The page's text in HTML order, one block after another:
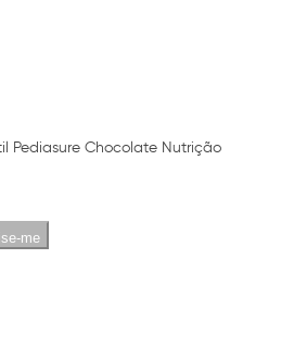
Pediasure Chocolate Nutrição
me